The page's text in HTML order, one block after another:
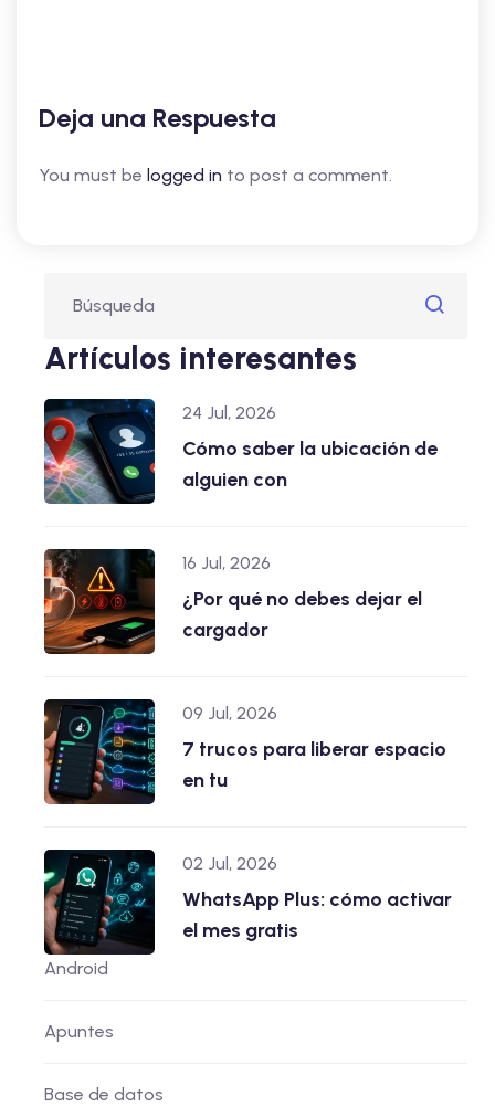
Deja una Respuesta
You must be logged in to post a comment.
Artículos interesantes
24 Jul, 2026
Cómo saber la ubicación de
alguien con
16 Jul, 2026
¿Por qué no debes dejar el
cargador
09 Jul, 2026
7 trucos para liberar espacio
en tu
02 Jul, 2026
WhatsApp Plus: cómo activar
el mes gratis
Android
Apuntes
Base de datos